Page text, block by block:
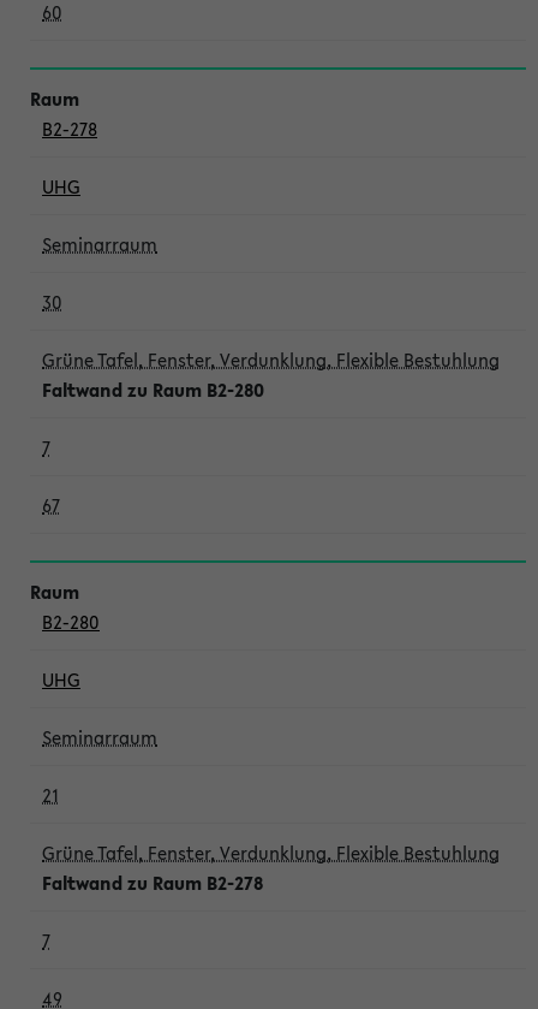
60
B2-278
UHG
Seminarraum
30
Grüne Tafel, Fenster, Verdunklung, Flexible Bestuhlung
Faltwand zu Raum B2-280
7
67
B2-280
UHG
Seminarraum
21
Grüne Tafel, Fenster, Verdunklung, Flexible Bestuhlung
Faltwand zu Raum B2-278
7
49